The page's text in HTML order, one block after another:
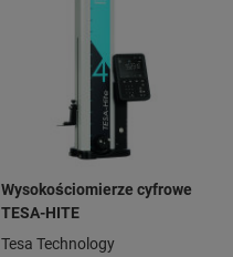
Wysokościomierze cyfrowe
TESA-HITE
Tesa Technology